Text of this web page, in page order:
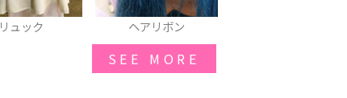
ヘアリボン ブレスレット
SEE MORE